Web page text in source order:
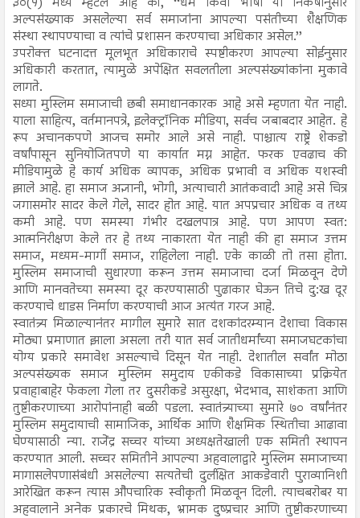
अल्पसंख्याक असलेल्या सर्व समाजांना आपल्या पसंतीच्या शैक्षणिक
संस्था स्थापण्याचा व त्यांचे प्रशासन करण्याचा अधिकार असेल.’’
उपरोक्त घटनादत्त मूलभूत अधिकाराचे स्पष्टीकरण आपल्या सोईनुसार
अधिकारी करतात, त्यामुळे अपेक्षित सवलतीला अल्पसंख्यांकांना मुकावे
लागते.
सध्या मुस्लिम समाजाची छबी समाधानकारक आहे असे म्हणता येत नाही.
याला साहित्य, वर्तमानपत्रे, इलेक्ट्रॉनिक मीडिया, सर्वच जबाबदार आहेत. हे
रूप अचानकपणे आजच समोर आले असे नाही. पाश्चात्य राष्ट्रे शेकडो
वर्षांपासून सुनियोजितपणे या कार्यात मग्न आहेत. फरक एवढाच की
मीडियामुळे हे कार्य अधिक व्यापक, अधिक प्रभावी व अधिक यशस्वी
झाले आहे. हा समाज अज्ञानी, भोगी, अत्याचारी आतंकवादी आहे असे चित्र
जगासमोर सादर केले गेले, सादर होत आहे. यात अपप्रचार अधिक व तथ्य
कमी आहे. पण समस्या गंभीर दखलपात्र आहे. पण आपण स्वत:
आत्मनिरीक्षण केले तर हे तथ्य नाकारता येत नाही की हा समाज उत्तम
समाज, मध्यम-मार्गी समाज, राहिलेला नाही. एके काळी तो तसा होता.
मुस्लिम समाजाची सुधारणा करून उत्तम समाजाचा दर्जा मिळवून देणे
आणि मानवतेच्या समस्या दूर करण्यासाठी पुढाकार घेऊन तिचे दु:ख दूर
करण्याचे धाडस निर्माण करण्याची आज अत्यंत गरज आहे.
स्वातंत्र्य मिळाल्यानंतर मागील सुमारे सात दशकांदरम्यान देशाचा विकास
मोठ्या प्रमाणात झाला असला तरी यात सर्व जातीधर्मांच्या समाजघटकांचा
योग्य प्रकारे समावेश असल्याचे दिसून येत नाही. देशातील सर्वांत मोठा
अल्पसंख्यक समाज मुस्लिम समुदाय एकीकडे विकासाच्या प्रक्रियेत
प्रवाहाबाहेर फेकला गेला तर दुसरीकडे असुरक्षा, भेदभाव, साशंकता आणि
तुष्टीकरणाच्या आरोपांनाही बळी पडला. स्वातंत्र्याच्या सुमारे ७० वर्षांनंतर
मुस्लिम समुदायाची सामाजिक, आर्थिक आणि शैक्षमिक स्थितीचा आढावा
घेण्यासाठी न्या. राजेंद्र सच्चर यांच्या अध्यक्षतेखाली एक समिती स्थापन
करण्यात आली. सच्चर समितीने आपल्या अहवालाद्वारे मुस्लिम समाजाच्या
मागासलेपणासंबंधी असलेल्या सत्यतेची दुर्लक्षित आकडेवारी पुराव्यानिशी
आरेखित करून त्यास औपचारिक स्वीकृती मिळवून दिली. त्याचबरोबर या
अहवालाने अनेक प्रकारचे मिथक, भ्रामक दुष्प्रचार आणि तुष्टीकरणाच्या